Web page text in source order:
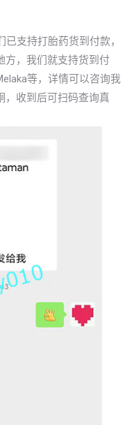
支持打胎药货到付款，
方，我们就支持货到付
等，详情可以咨询我
，收到后可扫码查询真